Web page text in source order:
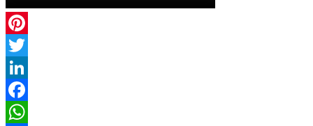
Pinterest
Twitter
LinkedIn
Facebook